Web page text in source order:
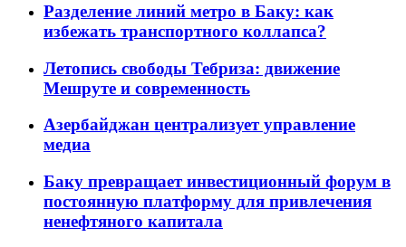
Разделение линий метро в Баку: как
избежать транспортного коллапса?
Летопись свободы Тебриза: движение
Мешруте и современность
Азербайджан централизует управление
медиа
Баку превращает инвестиционный форум в
постоянную платформу для привлечения
ненефтяного капитала